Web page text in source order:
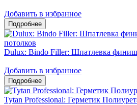
Добавить в избранное
Dulux: Bindo Filler: Шпатлевка
Добавить в избранное
Tytan Professional: Герметик